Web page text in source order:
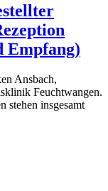
Empfang)
Ansbach,
Feuchtwangen.
stehen insgesamt